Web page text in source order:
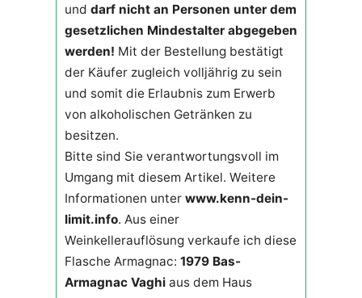
und darf nicht an Personen unter dem
gesetzlichen Mindestalter abgegeben
werden! Mit der Bestellung bestätigt
der Käufer zugleich volljährig zu sein
und somit die Erlaubnis zum Erwerb
von alkoholischen Getränken zu
besitzen.
Bitte sind Sie verantwortungsvoll im
Umgang mit diesem Artikel. Weitere
Informationen unter www.kenn-dein-
limit.info. Aus einer
Weinkellerauflösung verkaufe ich diese
Flasche Armagnac: 1979 Bas-
Armagnac Vaghiaus dem Haus